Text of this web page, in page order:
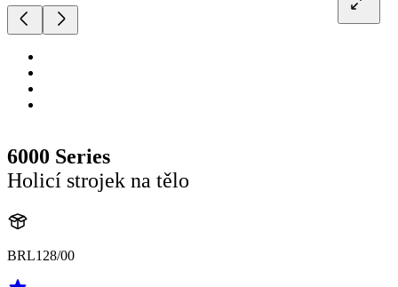
6000 Series
Holicí strojek na tělo
BRL128/00